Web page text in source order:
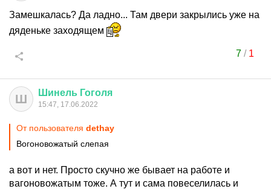
Замешкалась? Да ладно... Там двери закрылись уже на
дяденьке заходящем
7/ 1
Ш Шинель Гоголя
15:47, 17.06.2022
От пользователя dethay
Вогоновожатый слепая
а вот и нет. Просто скучно же бывает на работе и
вагоновожатым тоже. А тут и сама повеселилась и